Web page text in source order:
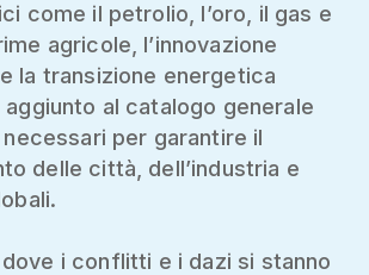
come il petrolio, l’oro, il gas e
agricole, l’innovazione
la transizione energetica
al catalogo generale
per garantire il
delle città, dell’industria e
dove i conflitti e i dazi si stanno